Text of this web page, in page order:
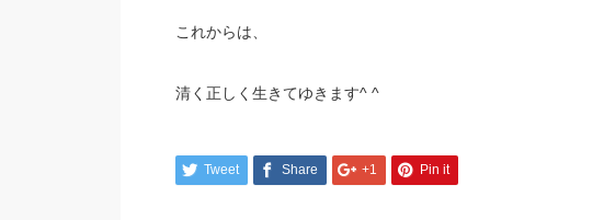
これからは、
清く正しく生きてゆきます^ ^
Tweet Share +1 Pin it